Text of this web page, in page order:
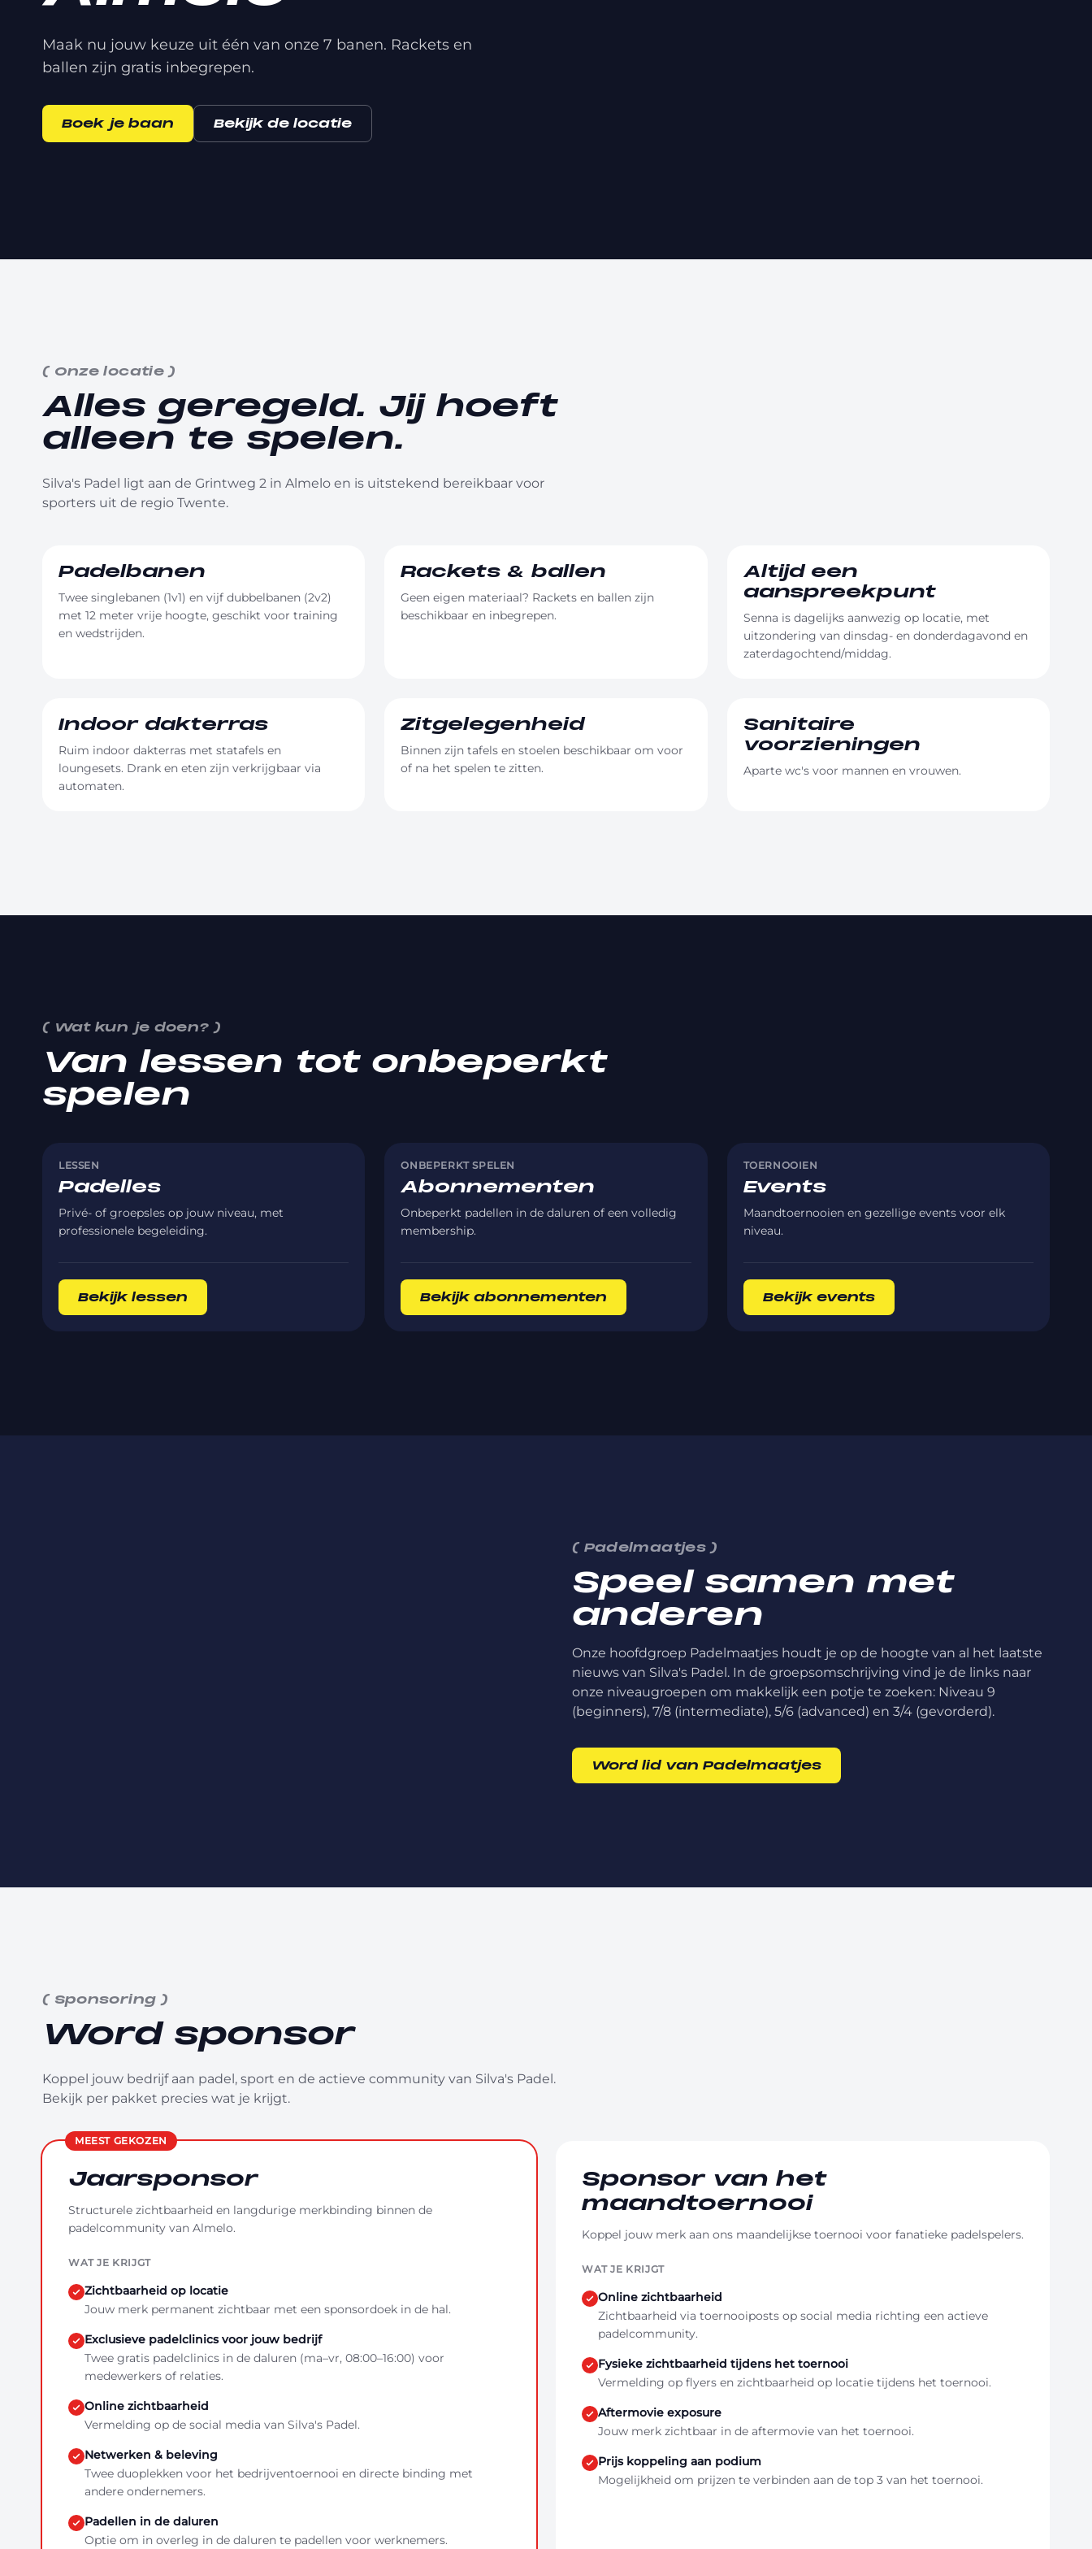
Maak nu jouw keuze uit één van onze 7 banen. Rackets en
ballen zijn gratis inbegrepen.
Boek je baan Bekijk de locatie
( Onze locatie)
Alles geregeld. Jij hoeft
alleen te spelen.
Silva's Padel ligt aan de Grintweg 2 in Almelo en is uitstekend bereikbaar voor
sporters uit de regio Twente.
Padelbanen
Twee singlebanen (1v1) en vijf dubbelbanen (2v2)
met 12 meter vrije hoogte, geschikt voor training
en wedstrijden.
Rackets & ballen
Geen eigen materiaal? Rackets en ballen zijn
beschikbaar en inbegrepen.
Altijd een
aanspreekpunt
Senna is dagelijks aanwezig op locatie, met
uitzondering van dinsdag- en donderdagavond en
zaterdagochtend/middag.
Indoor dakterras
Ruim indoor dakterras met statafels en
loungesets. Drank en eten zijn verkrijgbaar via
automaten.
Zitgelegenheid
Binnen zijn tafels en stoelen beschikbaar om voor
of na het spelen te zitten.
Sanitaire
voorzieningen
Aparte wc's voor mannen en vrouwen.
( Wat kun je doen? )
Van lessen tot onbeperkt
spelen
LESSEN
Padelles
Privé- of groepsles op jouw niveau, met
professionele begeleiding.
Bekijk lessen
ONBEPERKT SPELEN
Abonnementen
Onbeperkt padellen in de daluren of een volledig
membership.
Bekijk abonnementen
TOERNOOIEN
Events
Maandtoernooien en gezellige events voor elk
niveau.
Bekijk events
( Padelmaatjes)
Speel samen met
anderen
Onze hoofdgroep Padelmaatjes houdt je op de hoogte van al het laatste
nieuws van Silva's Padel. In de groepsomschrijving vind je de links naar
onze niveaugroepen om makkelijk een potje te zoeken: Niveau 9
(beginners), 7/8 (intermediate), 5/6 (advanced) en 3/4 (gevorderd).
Word lid van Padelmaatjes
( Sponsoring )
Word sponsor
Koppel jouw bedrijf aan padel, sport en de actieve community van Silva's Padel.
Bekijk per pakket precies wat je krijgt.
MEEST GEKOZEN
Jaarsponsor
Structurele zichtbaarheid en langdurige merkbinding binnen de
padelcommunity van Almelo.
WAT JE KRIJGT
Zichtbaarheid op locatie
Jouw merk permanent zichtbaar met een sponsordoek in de hal.
Exclusieve padelclinics voor jouw bedrijf
Twee gratis padelclinics in de daluren (ma–vr, 08:00–16:00) voor
medewerkers of relaties.
Online zichtbaarheid
Vermelding op de social media van Silva's Padel.
Netwerken & beleving
Twee duoplekken voor het bedrijventoernooi en directe binding met
andere ondernemers.
Padellen in de daluren
Optie om in overleg in de daluren te padellen voor werknemers.
Sponsor van het
maandtoernooi
Koppel jouw merk aan ons maandelijkse toernooi voor fanatieke padelspelers.
WAT JE KRIJGT
Online zichtbaarheid
Zichtbaarheid via toernooiposts op social media richting een actieve
padelcommunity.
Fysieke zichtbaarheid tijdens het toernooi
Vermelding op flyers en zichtbaarheid op locatie tijdens het toernooi.
Aftermovie exposure
Jouw merk zichtbaar in de aftermovie van het toernooi.
Prijs koppeling aan podium
Mogelijkheid om prijzen te verbinden aan de top 3 van het toernooi.